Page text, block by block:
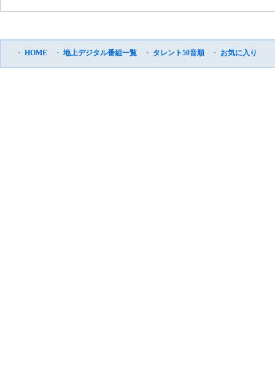
・ HOME ・ 地上デジタル番組一覧 ・ タレント50音順 ・ お気に入り